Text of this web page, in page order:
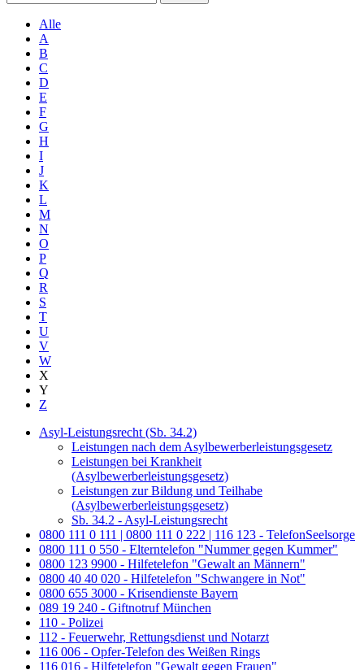
Alle
A
B
C
D
E
F
G
H
I
J
K
L
M
N
O
P
Q
R
S
T
U
V
W
X
Y
Z
Asyl-Leistungsrecht (Sb. 34.2)
Leistungen nach dem Asylbewerberleistungsgesetz
Leistungen bei Krankheit
(Asylbewerberleistungsgesetz)
Leistungen zur Bildung und Teilhabe
(Asylbewerberleistungsgesetz)
Sb. 34.2 - Asyl-Leistungsrecht
0800 111 0 111 | 0800 111 0 222 | 116 123 - TelefonSeelsorge
0800 111 0 550 - Elterntelefon "Nummer gegen Kummer"
0800 123 9900 - Hilfetelefon "Gewalt an Männern"
0800 40 40 020 - Hilfetelefon "Schwangere in Not"
0800 655 3000 - Krisendienste Bayern
089 19 240 - Giftnotruf München
110 - Polizei
112 - Feuerwehr, Rettungsdienst und Notarzt
116 006 - Opfer-Telefon des Weißen Rings
116 016 - Hilfetelefon "Gewalt gegen Frauen"